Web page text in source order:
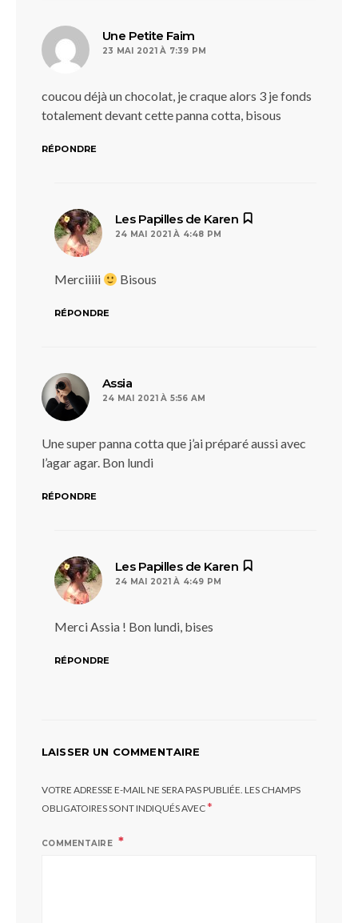
Une Petite Faim
23 MAI 2021 À 7:39 PM
coucou déjà un chocolat, je craque alors 3 je fonds
totalement devant cette panna cotta, bisous
RÉPONDRE
Les Papilles de Karen
24 MAI 2021 À 4:48 PM
Merciiiii Bisous
RÉPONDRE
Assia
24 MAI 2021 À 5:56 AM
Une super panna cotta que j’ai préparé aussi avec
l’agar agar. Bon lundi
RÉPONDRE
Les Papilles de Karen
24 MAI 2021 À 4:49 PM
Merci Assia ! Bon lundi, bises
RÉPONDRE
LAISSER UN COMMENTAIRE
VOTRE ADRESSE E-MAIL NE SERA PAS PUBLIÉE. LES CHAMPS
OBLIGATOIRES SONT INDIQUÉS AVEC*
COMMENTAIRE